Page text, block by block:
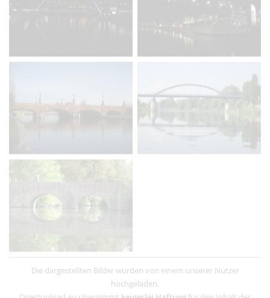
Die dargestellten Bilder wurden von einem unserer Nutzer
hochgeladen.